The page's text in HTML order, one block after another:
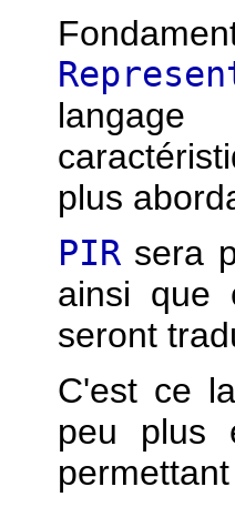
plus
PIR sera
ainsi que
seront
C'est ce
peu plus